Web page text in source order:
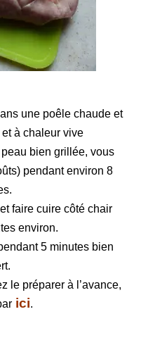
une poêle chaude et
et à chaleur vive
bien grillée, vous
pendant environ 8
faire cuire côté chair
environ.
5 minutes bien
le préparer à l’avance,
ici.